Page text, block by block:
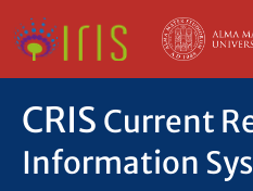
CRIS Current
Information